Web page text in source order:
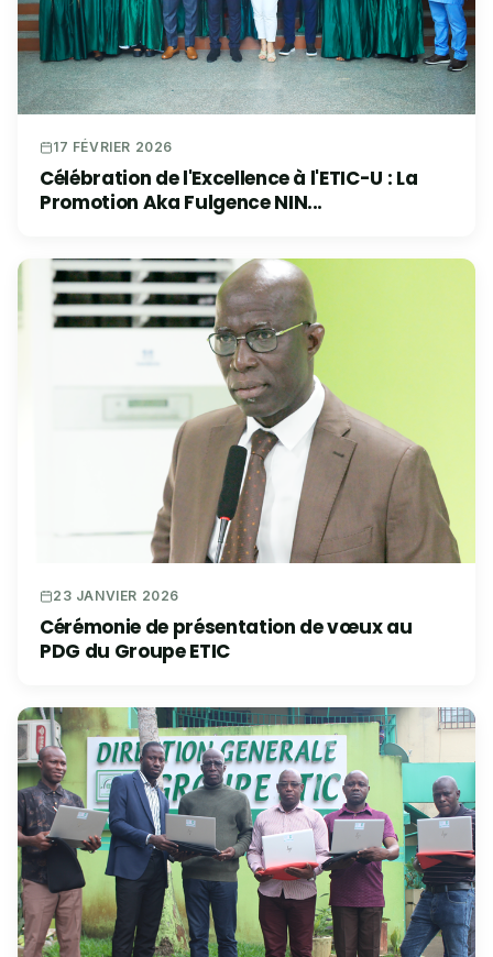
17 FÉVRIER 2026
Célébration de l'Excellence à l'ETIC-U : La
Promotion Aka Fulgence NIN...
23 JANVIER 2026
Cérémonie de présentation de vœux au
PDG du Groupe ETIC